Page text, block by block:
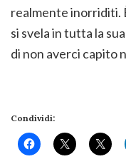
realmente inorriditi.
si svela in tutta la
di non averci capito
Condividi: